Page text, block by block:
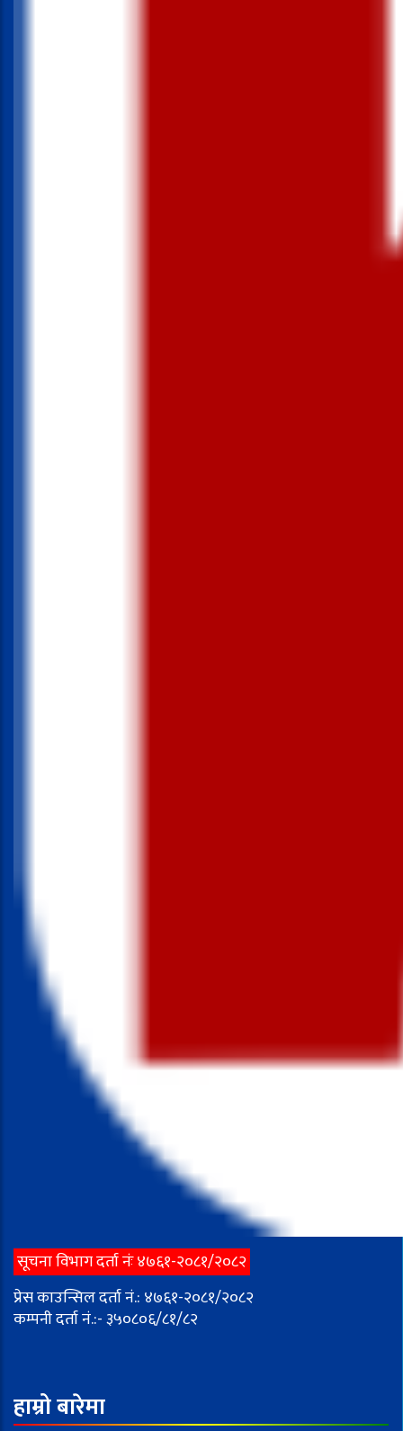
सूचना विभाग दर्ता नंः ४७६१-२०८१/२०८२
प्रेस काउन्सिल दर्ता नं.: ४७६१-२०८१/२०८२
कम्पनी दर्ता नं.:- ३५०८०६/८१/८२
हाम्रो बारेमा